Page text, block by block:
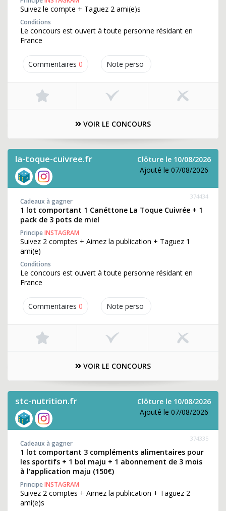
Commentaires 0 Note perso
Suivez le compte + Taguez 2 ami(e)s
Conditions
Le concours est ouvert à toute personne résidant en
France
VOIR LE CONCOURS
la-toque-cuivree.fr
Clôture le 10/08/2026
Ajouté le 07/08/2026
Commentaires 0 Note perso
374434
Cadeaux à gagner
1 lot comportant 1 Canéttone La Toque Cuivrée + 1
pack de 3 pots de miel
PrincipeINSTAGRAM
Suivez 2 comptes + Aimez la publication + Taguez 1
ami(e)
Conditions
Le concours est ouvert à toute personne résidant en
France
VOIR LE CONCOURS
stc-nutrition.fr
Clôture le 10/08/2026
Ajouté le 07/08/2026
374335
Cadeaux à gagner
1 lot comportant 3 compléments alimentaires pour
les sportifs + 1 bol maju + 1 abonnement de 3 mois
à l'application maju (150€)
PrincipeINSTAGRAM
Suivez 2 comptes + Aimez la publication + Taguez 2
ami(e)s